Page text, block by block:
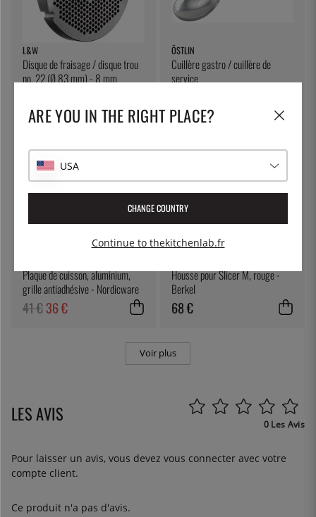
L&W
Disque de fraisage / disque trou
no. 22 (Ø 83 mm) - 8 mm
ÖSTLIN
Cuillère gastro / cuillère de
service
Plaque de cuisson, aluminium,
grille antiadhésive - Nordicware
41 €36 €
Housse pour Slicer M, rouge -
Berkel
68 €
Voir plus
LES AVIS 0 Les Avis
Pour laisser un avis, vous devez vous connecter avec votre
compte client.
Ce produit n'a pas d'avis.
ARE YOU IN THE RIGHT PLACE?
USA
CHANGE COUNTRY
Continue to thekitchenlab.fr